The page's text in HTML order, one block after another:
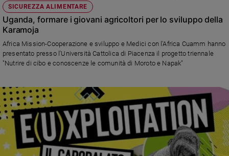
Costume
Cultura
spettacoli
Sanremo
Cinema,
Tv
e
streaming
Libri
Musica
SICUREZZA ALIMENTARE
Uganda, formare i giovani agricoltori per lo sviluppo della
Karamoja
Africa Mission-Cooperazione e sviluppo e Medici con l'Africa Cuamm hanno
presentato presso l'Università Cattolica di Piacenza il progetto triennale
"Nutrire di cibo e conoscenze le comunità di Moroto e Napak"